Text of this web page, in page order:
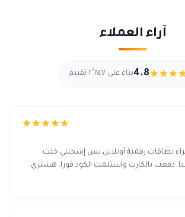
آراء العملاء
4.8بناء على ٢٬٨٤٧ تقييم
بطاقات رقمية أونلاين بس إشحنلي خلت
دفعت بالكارت واستلمت الكود فورا. هشتري